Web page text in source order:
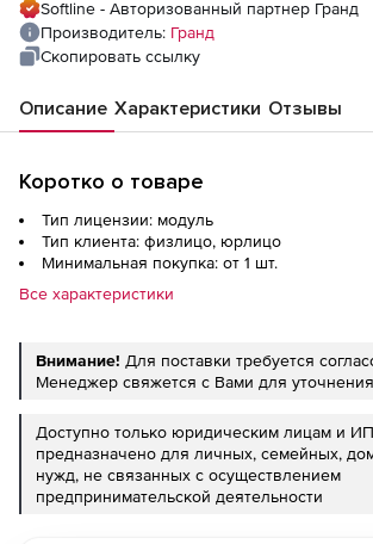
Softline - Авторизованный партнер Гранд
Производитель: Гранд
Скопировать ссылку
Описание Характеристики Отзывы
Коротко о товаре
Тип лицензии: модуль
Тип клиента: физлицо, юрлицо
Минимальная покупка: от 1 шт.
Все характеристики
Внимание! Для поставки требуется
Менеджер свяжется с Вами для
Доступно только юридическим лицам и
предназначено для личных, семейных,
нужд, не связанных с осуществлением
предпринимательской деятельности